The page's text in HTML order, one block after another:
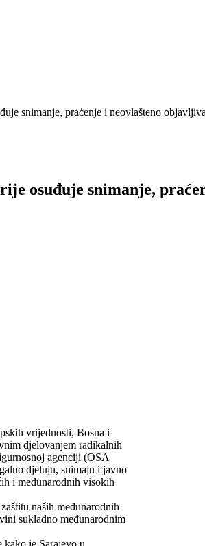
snimanje, praćenje i neovlašteno
osuđuje snimanje,
vrijednosti, Bosna i
djelovanjem radikalnih
agenciji (OSA
djeluju, snimaju i javno
i međunarodnih visokih
naših međunarodnih
sukladno međunarodnim
kako je Sarajevo u